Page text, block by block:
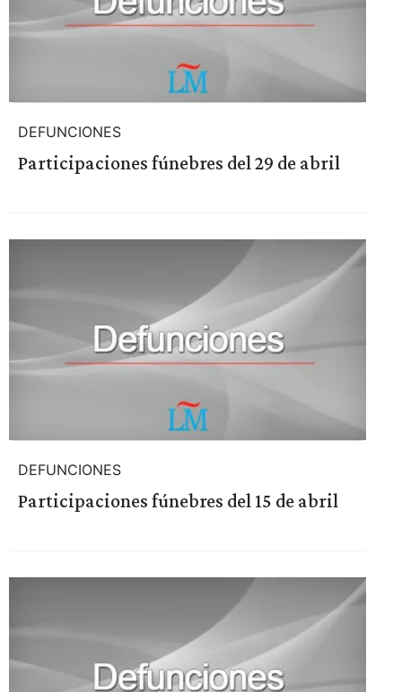
DEFUNCIONES
Participaciones fúnebres del 29 de abril
DEFUNCIONES
Participaciones fúnebres del 15 de abril